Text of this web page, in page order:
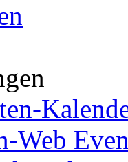
Web